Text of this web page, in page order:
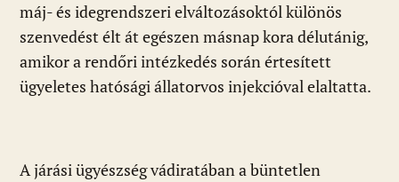
máj- és idegrendszeri elváltozásoktól különös
szenvedést élt át egészen másnap kora délutánig,
amikor a rendőri intézkedés során értesített
ügyeletes hatósági állatorvos injekcióval elaltatta.
A járási ügyészség vádiratában a büntetlen